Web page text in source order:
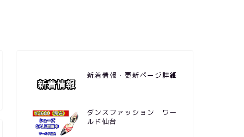
新着情報・更新ページ詳細
ダンスファッション ワー
ルド仙台